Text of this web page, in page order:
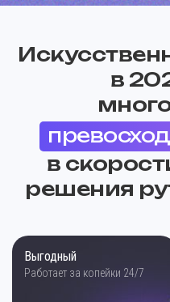
в
в
решения
Выгодный
Работает за копейки 24/7